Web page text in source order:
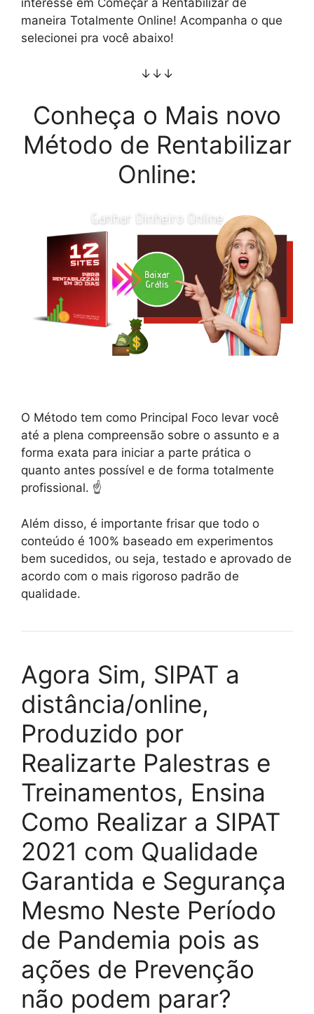
interesse em Começar a Rentabilizar de
maneira Totalmente Online! Acompanha o que
selecionei pra você abaixo!
↓↓↓
Conheça o Mais novo
Método de Rentabilizar
Online:
O Método tem como Principal Foco levar você
até a plena compreensão sobre o assunto e a
forma exata para iniciar a parte prática o
quanto antes possível e de forma totalmente
profissional. ☝️
Além disso, é importante frisar que todo o
conteúdo é 100% baseado em experimentos
bem sucedidos, ou seja, testado e aprovado de
acordo com o mais rigoroso padrão de
qualidade.
Agora Sim, SIPAT a
distância/online,
Produzido por
Realizarte Palestras e
Treinamentos, Ensina
Como Realizar a SIPAT
2021 com Qualidade
Garantida e Segurança
Mesmo Neste Período
de Pandemia pois as
ações de Prevenção
não podem parar?